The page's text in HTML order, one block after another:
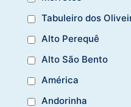
Tabuleiro dos
Alto Perequê
Alto São Bento
América
Andorinha